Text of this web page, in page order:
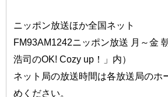
ニッポン放送ほか全国ネット
FM93AM1242ニッポン放送 月～金
浩司のOK! Cozy up！」内）
ネット局の放送時間は各放送局のホ
めください。